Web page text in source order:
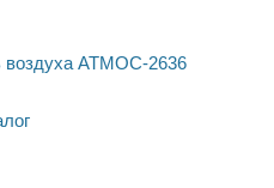
воздуха АТМОС-2636